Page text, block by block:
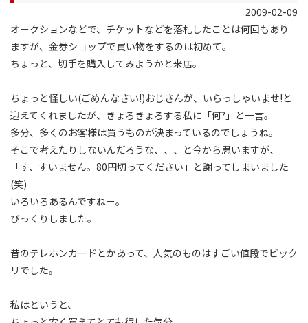
2009-02-09
オークションなどで、チケットなどを落札したことは何回もあり
ますが、金券ショップで買い物をするのは初めて。
ちょっと、切手を購入してみようかと来店。
ちょっと怪しい(ごめんなさい!)おじさんが、いらっしゃいませ!と
迎えてくれましたが、きょろきょろする私に「何?」と一言。
多分、多くのお客様は買うものが決まっているのでしょうね。
そこで考えたりしないんだろうな、、、と今から思いますが、
「す、すいません。80円切ってください」と謝ってしまいました
(笑)
いろいろあるんですねー。
びっくりしました。
昔のテレホンカードとかあって、人気のものはすごい値段でビック
リでした。
私はというと、